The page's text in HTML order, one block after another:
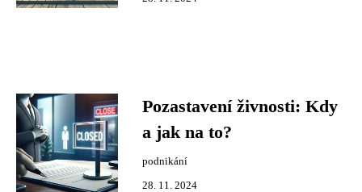
Pozastavení živnosti: Kdy
a jak na to?
podnikání
28. 11. 2024